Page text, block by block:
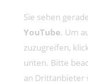
Sie sehen
YouTube. Um
zuzugreifen,
unten. Bitte
an Drittanbieter